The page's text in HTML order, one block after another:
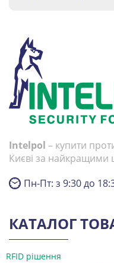
Intelpol – купити
Києві за найкращими
Пн-Пт: з 9:30 до
КАТАЛОГ
RFID рішення